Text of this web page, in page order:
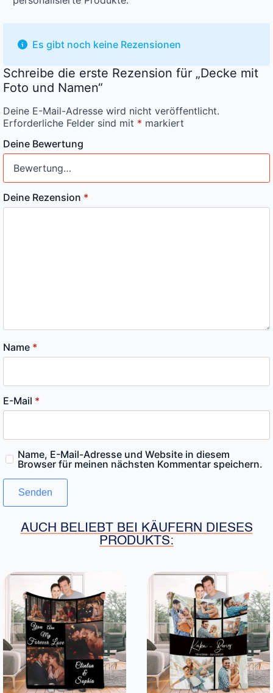
Es gibt noch keine Rezensionen
Schreibe die erste Rezension für „Decke mit
Foto und Namen“
Deine E-Mail-Adresse wird nicht veröffentlicht.
Erforderliche Felder sind mit * markiert
Deine Bewertung
Deine Rezension *
Name *
E-Mail *
Name, E-Mail-Adresse und Website in diesem
Browser für meinen nächsten Kommentar speichern.
AUCH BELIEBT BEI KÄUFERN DIESES
PRODUKTS: